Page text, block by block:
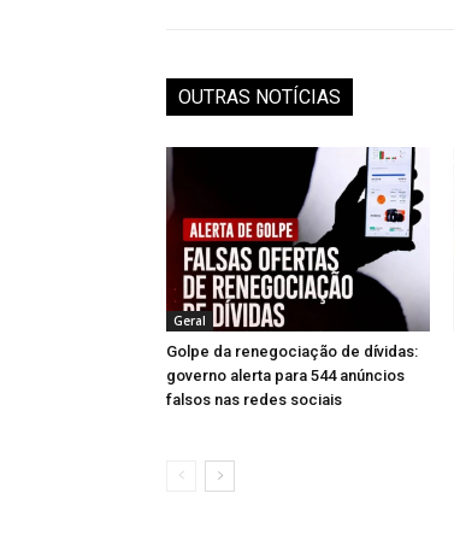
OUTRAS NOTÍCIAS
Geral
Golpe da renegociação de dívidas:
governo alerta para 544 anúncios
falsos nas redes sociais